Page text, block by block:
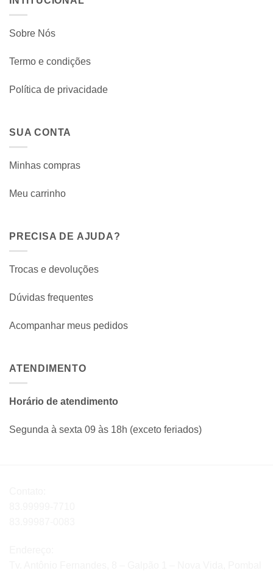
Sobre Nós
Termo e condições
Política de privacidade
SUA CONTA
Minhas compras
Meu carrinho
PRECISA DE AJUDA?
Trocas e devoluções
Dúvidas frequentes
Acompanhar meus pedidos
ATENDIMENTO
Horário de atendimento
Segunda à sexta 09 às 18h (exceto feriados)